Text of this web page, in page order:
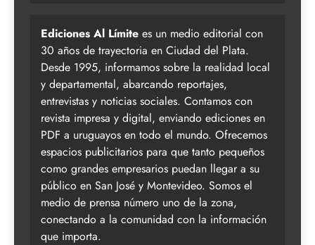
Ediciones Al Límite es un medio editorial con
30 años de trayectoria en Ciudad del Plata.
Desde 1995, informamos sobre la realidad local
y departamental, abarcando reportajes,
entrevistas y noticias sociales. Contamos con
revista impresa y digital, enviando ediciones en
PDF a uruguayos en todo el mundo. Ofrecemos
espacios publicitarios para que tanto pequeños
como grandes empresarios puedan llegar a su
público en San José y Montevideo. Somos el
medio de prensa número uno de la zona,
conectando a la comunidad con la información
que importa.